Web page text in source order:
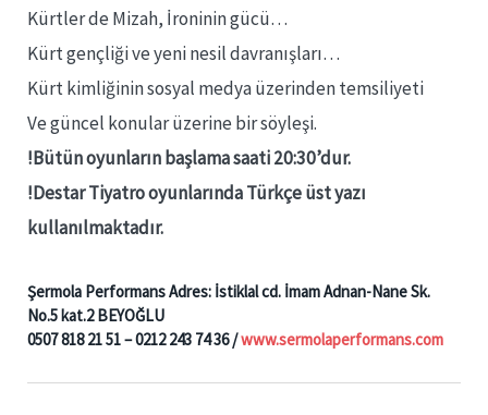
Kürtler de Mizah, İroninin gücü…
Kürt gençliği ve yeni nesil davranışları…
Kürt kimliğinin sosyal medya üzerinden temsiliyeti
Ve güncel konular üzerine bir söyleşi.
!Bütün oyunların başlama saati 20:30’dur.
!Destar Tiyatro oyunlarında Türkçe üst yazı
kullanılmaktadır.
Şermola Performans Adres: İstiklal cd. İmam Adnan-Nane Sk.
No.5 kat.2 BEYOĞLU
0507 818 21 51 – 0212 243 74 36 /www.sermolaperformans.com